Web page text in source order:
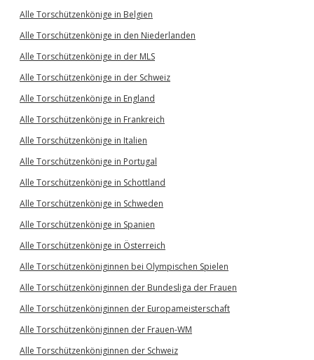
Alle Torschützenkönige in Belgien
Alle Torschützenkönige in den Niederlanden
Alle Torschützenkönige in der MLS
Alle Torschützenkönige in der Schweiz
Alle Torschützenkönige in England
Alle Torschützenkönige in Frankreich
Alle Torschützenkönige in Italien
Alle Torschützenkönige in Portugal
Alle Torschützenkönige in Schottland
Alle Torschützenkönige in Schweden
Alle Torschützenkönige in Spanien
Alle Torschützenkönige in Österreich
Alle Torschützenköniginnen bei Olympischen Spielen
Alle Torschützenköniginnen der Bundesliga der Frauen
Alle Torschützenköniginnen der Europameisterschaft
Alle Torschützenköniginnen der Frauen-WM
Alle Torschützenköniginnen der Schweiz